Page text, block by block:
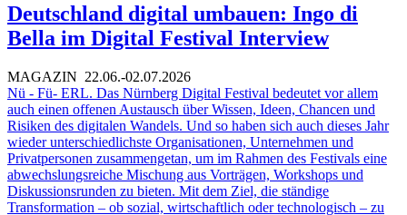
Deutschland digital umbauen: Ingo di
Bella im Digital Festival Interview
MAGAZIN 22.06.-02.07.2026
Nü - Fü- ERL. Das Nürnberg Digital Festival bedeutet vor allem
auch einen offenen Austausch über Wissen, Ideen, Chancen und
Risiken des digitalen Wandels. Und so haben sich auch dieses Jahr
wieder unterschiedlichste Organisationen, Unternehmen und
Privatpersonen zusammengetan, um im Rahmen des Festivals eine
abwechslungsreiche Mischung aus Vorträgen, Workshops und
Diskussionsrunden zu bieten. Mit dem Ziel, die ständige
Transformation – ob sozial, wirtschaftlich oder technologisch – zu